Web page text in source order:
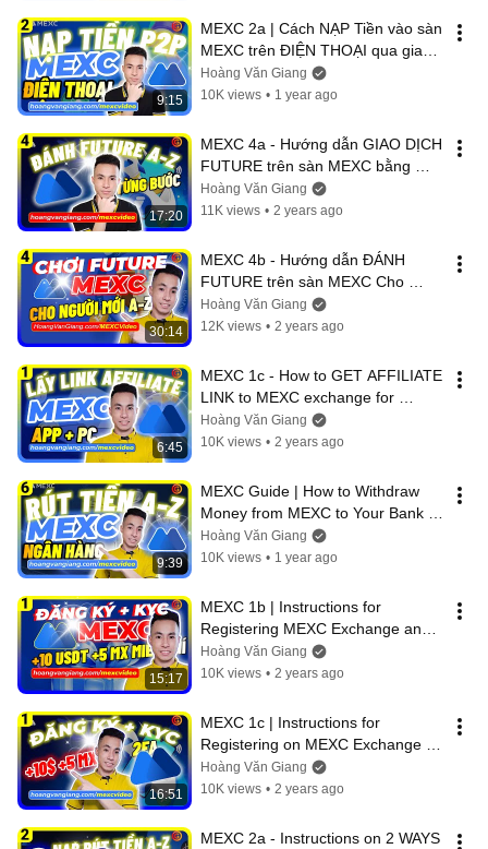
9:15
MEXC 2a | Cách NẠP Tiền vào sàn
MEXC trên ĐIỆN THOẠI qua giao
dịch P2P MỚI NHẤT A-Z
Hoàng Văn Giang
10K views • 1 year ago
17:20
MEXC 4a - Hướng dẫn GIAO DỊCH
FUTURE trên sàn MEXC bằng
Điện Thoại cho NGƯỜI MỚI A-Z
(TỪNG BƯỚC)
Hoàng Văn Giang
11K views • 2 years ago
30:14
MEXC 4b - Hướng dẫn ĐÁNH
FUTURE trên sàn MEXC Cho
NGƯỜI MỚI A-Z (Đầy Đủ Từng
Bước)
Hoàng Văn Giang
12K views • 2 years ago
6:45
MEXC 1c - How to GET AFFILIATE
LINK to MEXC exchange for
NEWBIES on Phone and Computer
A-Z
Hoàng Văn Giang
10K views • 2 years ago
9:39
MEXC Guide | How to Withdraw
Money from MEXC to Your Bank
via P2P Trading A-Z - Hoang Van
Giang
Hoàng Văn Giang
10K views • 1 year ago
15:17
MEXC 1b | Instructions for
Registering MEXC Exchange and
Verifying KYC on the Phone Latest
A-Z
Hoàng Văn Giang
10K views • 2 years ago
16:51
MEXC 1c | Instructions for
Registering on MEXC Exchange
and Verifying KYC on the Latest
MEXC Exch...
Hoàng Văn Giang
10K views • 2 years ago
MEXC 2a - Instructions on 2 WAYS